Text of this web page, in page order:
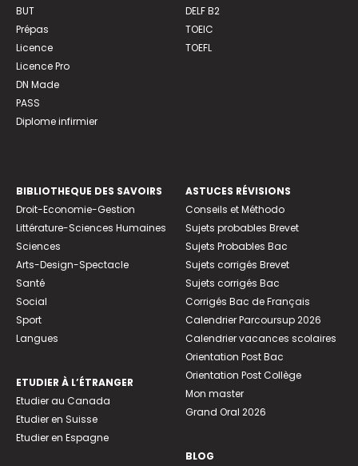
BUT
Prépas
Licence
Licence Pro
DN Made
PASS
Diplome infirmier
DELF B2
TOEIC
TOEFL
BIBLIOTHEQUE DES SAVOIRS
Droit-Economie-Gestion
Littérature-Sciences Humaines
Sciences
Arts-Design-Spectacle
Santé
Social
Sport
Langues
ETUDIER À L’ÉTRANGER
Etudier au Canada
Etudier en Suisse
Etudier en Espagne
ASTUCES RÉVISIONS
Conseils et Méthodo
Sujets probables Brevet
Sujets Probables Bac
Sujets corrigés Brevet
Sujets corrigés Bac
Corrigés Bac de Français
Calendrier Parcoursup 2026
Calendrier vacances scolaires
Orientation Post Bac
Orientation Post Collège
Mon master
Grand Oral 2026
BLOG